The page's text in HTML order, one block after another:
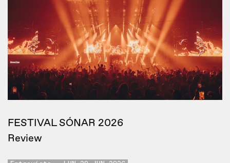
FESTIVAL SÓNAR 2026
Review